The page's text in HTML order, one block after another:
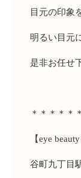
目元の印象
明るい目元
是非お任せ
＊＊＊＊＊
【eye
谷町九丁目